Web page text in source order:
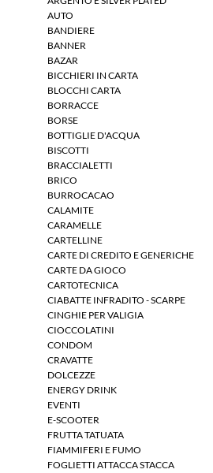
AUTO
BANDIERE
BANNER
BAZAR
BICCHIERI IN CARTA
BLOCCHI CARTA
BORRACCE
BORSE
BOTTIGLIE D'ACQUA
BISCOTTI
BRACCIALETTI
BRICO
BURROCACAO
CALAMITE
CARAMELLE
CARTELLINE
CARTE DI CREDITO E GENERICHE
CARTE DA GIOCO
CARTOTECNICA
CIABATTE INFRADITO - SCARPE
CINGHIE PER VALIGIA
CIOCCOLATINI
CONDOM
CRAVATTE
DOLCEZZE
ENERGY DRINK
EVENTI
E-SCOOTER
FRUTTA TATUATA
FIAMMIFERI E FUMO
FOGLIETTI ATTACCA STACCA